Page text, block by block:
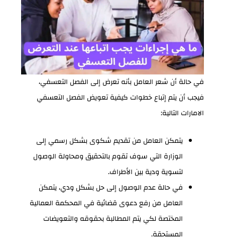
في حالة أن شعر العامل بأنه تعرض إلى الفصل التعسفي،
فيجب أن يتم إتباع خطوات كيفية تعويض الفصل التعسفي
الامارات التالية:
يتمكن العامل من تقديم شكوى بشكل رسمي إلى
الوزارة التي سوف تقوم بالتحقيق ومحاولة الوصول
لتسوية ودية بين الأطراف.
في حالة عدم الوصول إلى حل بشكل ودي، يتمكن
العامل من رفع دعوى قضائية في المحكمة العمالية
المختصة لكي يتم المطالبة بحقوقه والتعويضات
المستحقة.